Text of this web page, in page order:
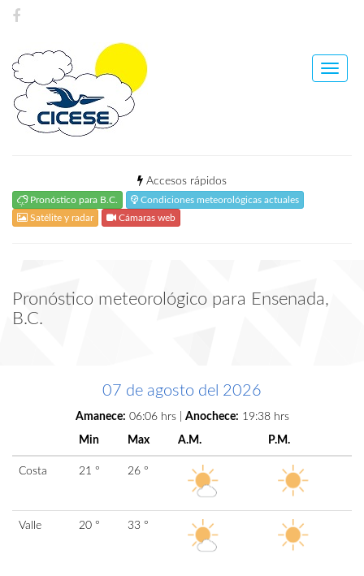
Toggle
Accesos rápidos
Pronóstico para B.C.
Condiciones meteorológicas actuales
Satélite y radar
Cámaras web
Pronóstico meteorológico para Ensenada,
B.C.
07 de agosto del 2026
Amanece: 06:06 hrs | Anochece: 19:38 hrs
Min Max A.M. P.M.
Costa 21 ° 26 °
Valle 20 ° 33 °